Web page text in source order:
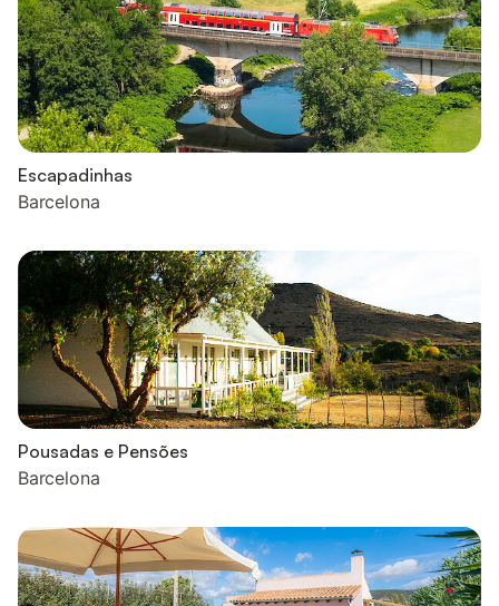
Escapadinhas
Barcelona
Pousadas e Pensões
Barcelona